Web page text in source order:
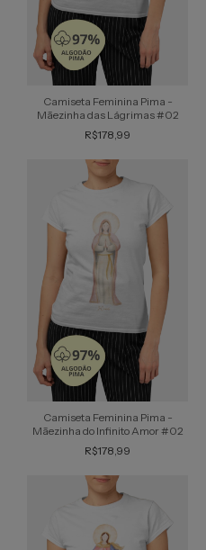
Camiseta Feminina Pima -
Mãezinha das Lágrimas #02
R$178,99
Camiseta Feminina Pima -
Mãezinha do Infinito Amor #02
R$178,99